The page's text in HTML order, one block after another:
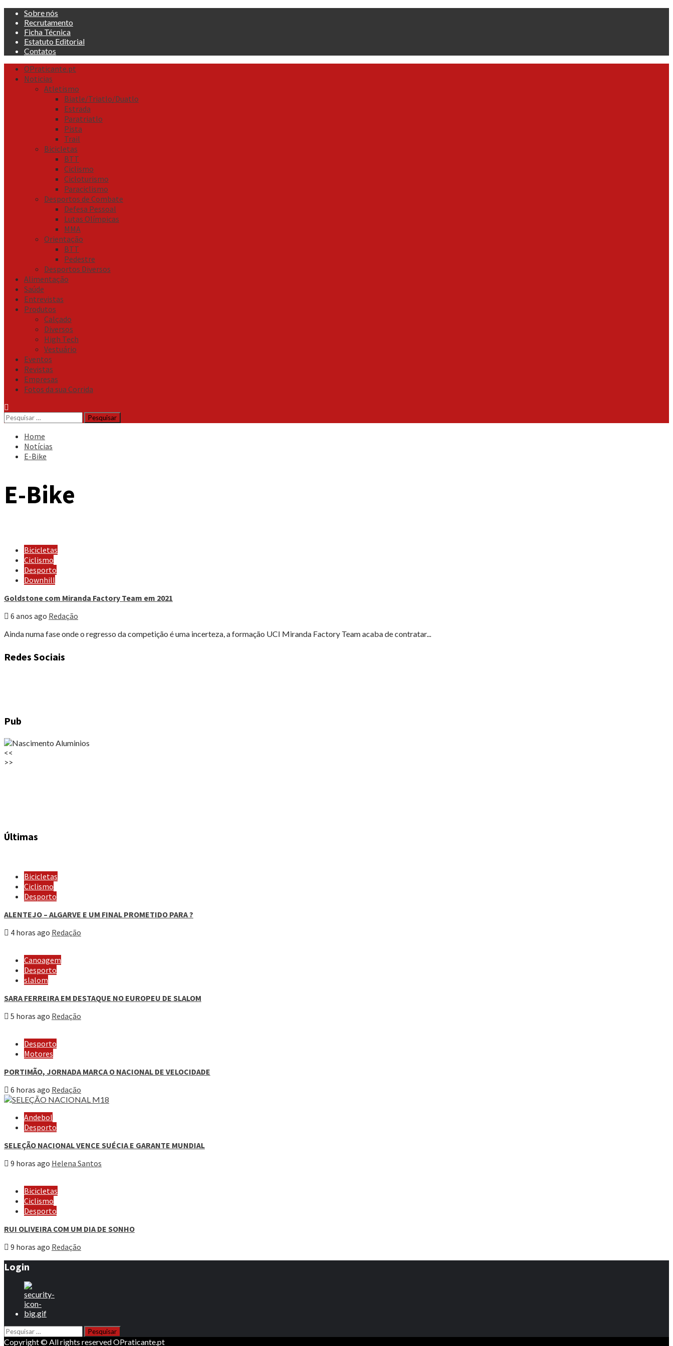
Skip
content
Sobre nós
Recrutamento
Ficha Técnica
Estatuto Editorial
Contatos
Primary
Menu
OPraticante.pt
Noticias
Atletismo
Biatle/Triatlo/Duatlo
Estrada
Paratriatlo
Pista
Trail
Bicicletas
BTT
Ciclismo
Cicloturismo
Paraciclismo
Desportos de Combate
Defesa Pessoal
Lutas Olímpicas
MMA
Orientação
BTT
Pedestre
Desportos Diversos
Alimentação
Saúde
Entrevistas
Produtos
Calçado
Diversos
High Tech
Vestuário
Eventos
Revistas
Empresas
Fotos da sua Corrida
Pesquisar
por:
Home
Notícias
E-Bike
E-Bike
Bicicletas
Ciclismo
Desporto
Downhill
Goldstone com Miranda Factory Team em 2021
6 anos ago Redação
Ainda numa fase onde o regresso da competição é uma incerteza, a formação UCI Miranda Factory Team acaba de contratar...
Redes Sociais
Pub
<<
>>
Últimas
Bicicletas
Ciclismo
Desporto
ALENTEJO – ALGARVE E UM FINAL PROMETIDO PARA ?
4 horas ago Redação
Canoagem
Desporto
slalom
SARA FERREIRA EM DESTAQUE NO EUROPEU DE SLALOM
5 horas ago Redação
Desporto
Motores
PORTIMÃO, JORNADA MARCA O NACIONAL DE VELOCIDADE
6 horas ago Redação
Andebol
Desporto
SELEÇÃO NACIONAL VENCE SUÉCIA E GARANTE MUNDIAL
9 horas ago Helena Santos
Bicicletas
Ciclismo
Desporto
RUI OLIVEIRA COM UM DIA DE SONHO
9 horas ago Redação
Login
Pesquisar
por:
Copyright © All rights reserved OPraticante.pt